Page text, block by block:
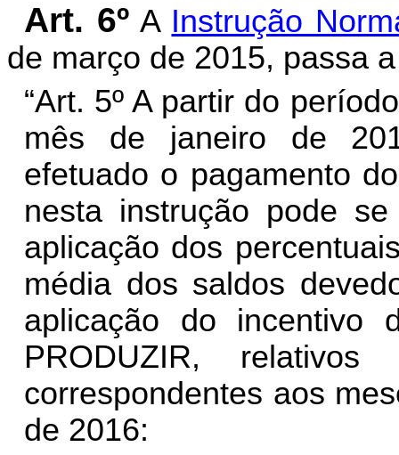
Art. 6º A Instrução
de março de 2015, passa
“Art. 5º A partir do
mês de janeiro de
efetuado o pagamento
nesta instrução pode
aplicação dos
média dos saldos
aplicação do incentivo
PRODUZIR,
correspondentes aos
de 2016: